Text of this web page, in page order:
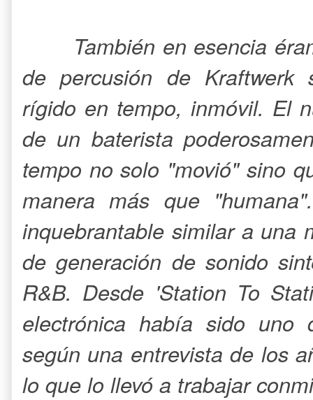
También en esencia
de percusión de Kraftwerk
rígido en tempo, inmóvil. El
de un baterista
tempo no solo "movió" sino
manera más que
inquebrantable similar a una
de generación de sonido
R&B. Desde 'Station To
electrónica había sido uno
según una entrevista de los
lo que lo llevó a trabajar